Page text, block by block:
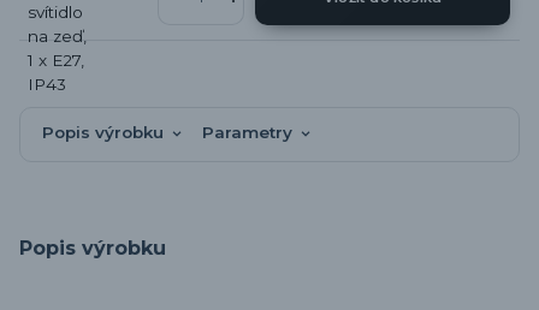
Popis výrobku Parametry
Popis výrobku